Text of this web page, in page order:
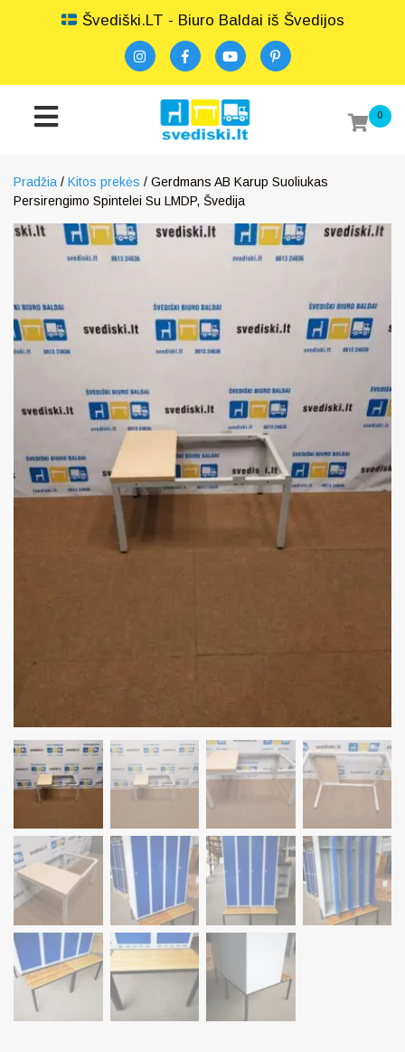
Švediški.LT - Biuro Baldai iš Švedijos
0
Pradžia / Kitos prekės / Gerdmans AB Karup Suoliukas
Persirengimo Spintelei Su LMDP, Švedija